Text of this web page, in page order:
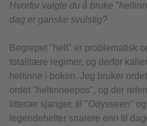
Hvorfor valgte du å bruke
dag er ganske svulstig?
Begrepet "helt" er problematisk
totalitære regimer, og derfor
heltinne i boken. Jeg bruker
ordet "heltinneepos", og der
litterær sjanger, til "Odysseen"
legendehelter snarere enn til